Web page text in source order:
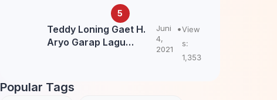
Teddy Loning Gaet H.
Aryo Garap Lagu
Juni
4,
2021
View
s:
1,353
Popular Tags